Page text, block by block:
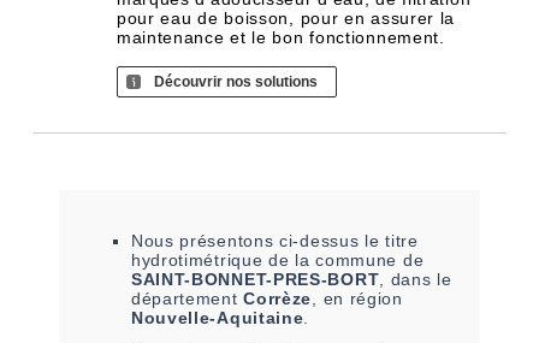
pour eau de boisson, pour en assurer la
maintenance et le bon fonctionnement.
Découvrir nos solutions
Nous présentons ci-dessus le titre
hydrotimétrique de la commune de
SAINT-BONNET-PRES-BORT , dans le
départementCorrèze , en région
Nouvelle-Aquitaine